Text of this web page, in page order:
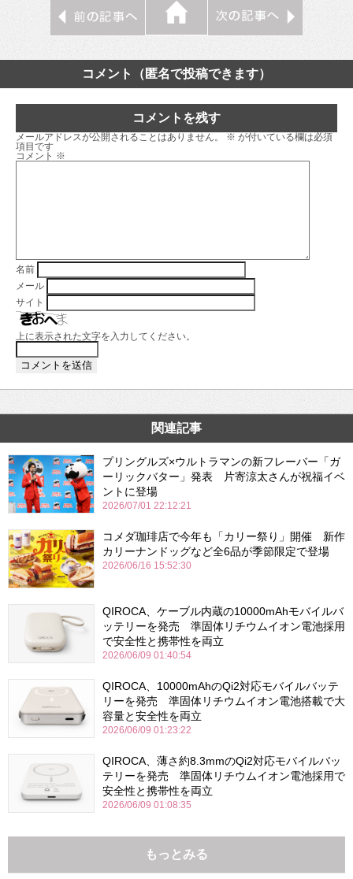
コメント（匿名で投稿できます）
コメントを残す
メールアドレスが公開されることはありません。 ※ が付いている欄は必須
項目です
コメント ※
名前
メール
サイト
上に表示された文字を入力してください。
関連記事
プリングルズ×ウルトラマンの新フレーバー「ガ
ーリックバター」発表 片寄涼太さんが祝福イベ
ントに登場
2026/07/01 22:12:21
コメダ珈琲店で今年も「カリー祭り」開催 新作
カリーナンドッグなど全6品が季節限定で登場
2026/06/16 15:52:30
QIROCA、ケーブル内蔵の10000mAhモバイルバ
ッテリーを発売 準固体リチウムイオン電池採用
で安全性と携帯性を両立
2026/06/09 01:40:54
QIROCA、10000mAhのQi2対応モバイルバッテ
リーを発売 準固体リチウムイオン電池搭載で大
容量と安全性を両立
2026/06/09 01:23:22
QIROCA、薄さ約8.3mmのQi2対応モバイルバッ
テリーを発売 準固体リチウムイオン電池採用で
安全性と携帯性を両立
2026/06/09 01:08:35
もっとみる